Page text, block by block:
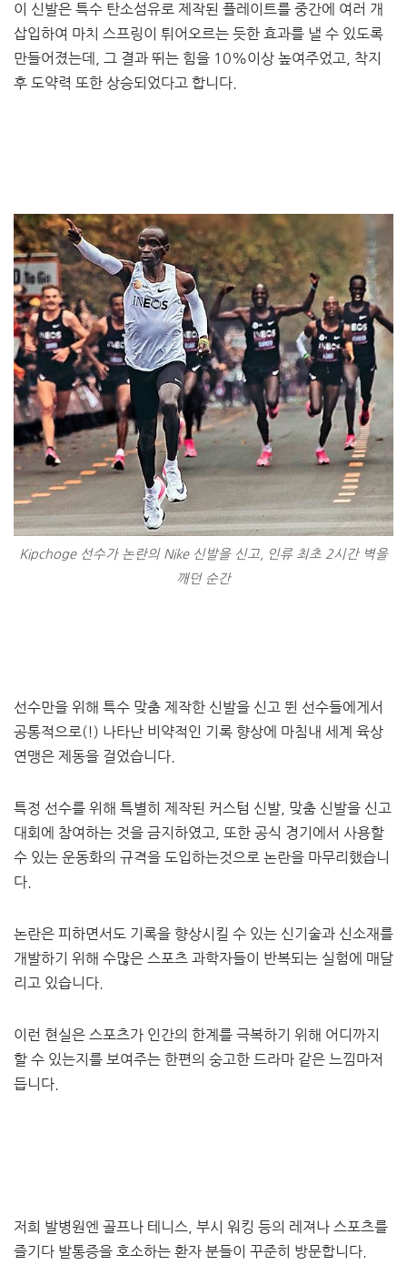
이 신발은 특수 탄소섬유로 제작된 플레이트를 중간에 여러 개
삽입하여 마치 스프링이 튀어오르는 듯한 효과를 낼 수 있도록
만들어졌는데, 그 결과 뛰는 힘을 10%이상 높여주었고, 착지
후 도약력 또한 상승되었다고 합니다.
Kipchoge 선수가 논란의 Nike 신발을 신고, 인류 최초 2시간 벽을
깨던 순간
선수만을 위해 특수 맞춤 제작한 신발을 신고 뛴 선수들에게서
공통적으로(!) 나타난 비약적인 기록 향상에 마침내 세계 육상
연맹은 제동을 걸었습니다.
특정 선수를 위해 특별히 제작된 커스텀 신발, 맞춤 신발을 신고
대회에 참여하는 것을 금지하였고, 또한 공식 경기에서 사용할
수 있는 운동화의 규격을 도입하는것으로 논란을 마무리했습니
다.
논란은 피하면서도 기록을 향상시킬 수 있는 신기술과 신소재를
개발하기 위해 수많은 스포츠 과학자들이 반복되는 실험에 매달
리고 있습니다.
이런 현실은 스포츠가 인간의 한계를 극복하기 위해 어디까지
할 수 있는지를 보여주는 한편의 숭고한 드라마 같은 느낌마저
듭니다.
저희 발병원엔 골프나 테니스, 부시 워킹 등의 레져나 스포츠를
즐기다 발통증을 호소하는 환자 분들이 꾸준히 방문합니다.